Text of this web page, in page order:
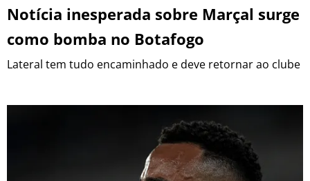
Notícia inesperada sobre Marçal surge
como bomba no Botafogo
Lateral tem tudo encaminhado e deve retornar ao clube